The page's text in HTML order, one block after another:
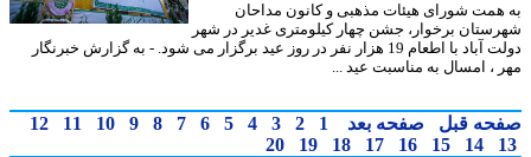
شورای هیئات مذهبی و کانون مداحان
برخوار، جشن چهار کیلومتری غدیر در شهر
دولت آباد با اطعام 19 هزار نفر در روز عید برگزار می شود. - به گزارش خبرنگار
، امسال به مناسبت عید ...
قبل صفحه بعد 1
2
3
4
5
6
7
8
9
10
11
12
14
15
16
17
18
19
20